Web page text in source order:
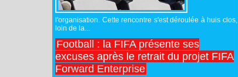
l'organisation. Cette rencontre s'est déroulée à huis clos,
loin de la...
Football : la FIFA présente ses
excuses après le retrait du projet FIFA
Forward Enterprise